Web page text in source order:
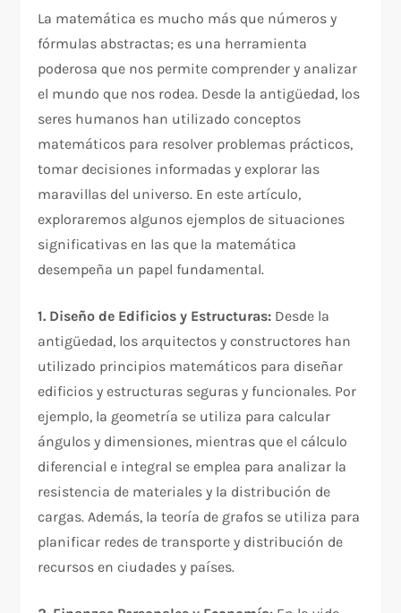
La matemática es mucho más que números y
fórmulas abstractas; es una herramienta
poderosa que nos permite comprender y analizar
el mundo que nos rodea. Desde la antigüedad, los
seres humanos han utilizado conceptos
matemáticos para resolver problemas prácticos,
tomar decisiones informadas y explorar las
maravillas del universo. En este artículo,
exploraremos algunos ejemplos de situaciones
significativas en las que la matemática
desempeña un papel fundamental.
1. Diseño de Edificios y Estructuras: Desde la
antigüedad, los arquitectos y constructores han
utilizado principios matemáticos para diseñar
edificios y estructuras seguras y funcionales. Por
ejemplo, la geometría se utiliza para calcular
ángulos y dimensiones, mientras que el cálculo
diferencial e integral se emplea para analizar la
resistencia de materiales y la distribución de
cargas. Además, la teoría de grafos se utiliza para
planificar redes de transporte y distribución de
recursos en ciudades y países.